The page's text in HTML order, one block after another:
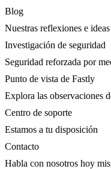
Blog
Nuestras reflexiones e
Investigación de seguridad
Seguridad reforzada por
Punto de vista de Fastly
Explora las observaciones
Centro de soporte
Estamos a tu disposición
Contacto
Habla con nosotros hoy